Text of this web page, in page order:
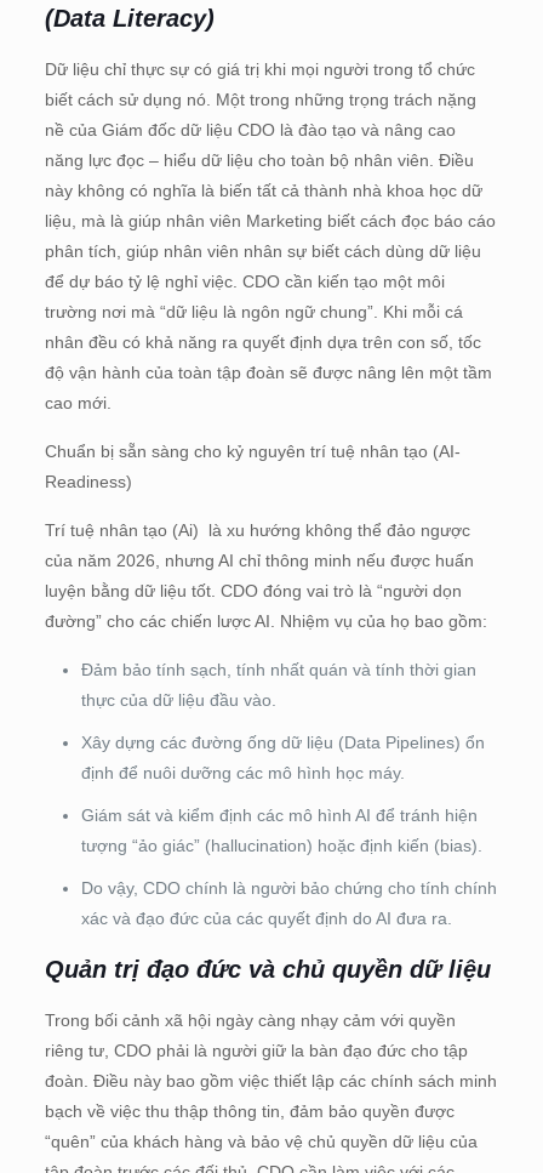
(Data Literacy)
Dữ liệu chỉ thực sự có giá trị khi mọi người trong tổ chức
biết cách sử dụng nó. Một trong những trọng trách nặng
nề của Giám đốc dữ liệu CDO là đào tạo và nâng cao
năng lực đọc – hiểu dữ liệu cho toàn bộ nhân viên. Điều
này không có nghĩa là biến tất cả thành nhà khoa học dữ
liệu, mà là giúp nhân viên Marketing biết cách đọc báo cáo
phân tích, giúp nhân viên nhân sự biết cách dùng dữ liệu
để dự báo tỷ lệ nghỉ việc. CDO cần kiến tạo một môi
trường nơi mà “dữ liệu là ngôn ngữ chung”. Khi mỗi cá
nhân đều có khả năng ra quyết định dựa trên con số, tốc
độ vận hành của toàn tập đoàn sẽ được nâng lên một tầm
cao mới.
Chuẩn bị sẵn sàng cho kỷ nguyên trí tuệ nhân tạo (AI-
Readiness)
Trí tuệ nhân tạo (Ai) là xu hướng không thể đảo ngược
của năm 2026, nhưng AI chỉ thông minh nếu được huấn
luyện bằng dữ liệu tốt. CDO đóng vai trò là “người dọn
đường” cho các chiến lược AI. Nhiệm vụ của họ bao gồm:
Đảm bảo tính sạch, tính nhất quán và tính thời gian
thực của dữ liệu đầu vào.
Xây dựng các đường ống dữ liệu (Data Pipelines) ổn
định để nuôi dưỡng các mô hình học máy.
Giám sát và kiểm định các mô hình AI để tránh hiện
tượng “ảo giác” (hallucination) hoặc định kiến (bias).
Do vậy, CDO chính là người bảo chứng cho tính chính
xác và đạo đức của các quyết định do AI đưa ra.
Quản trị đạo đức và chủ quyền dữ liệu
Trong bối cảnh xã hội ngày càng nhạy cảm với quyền
riêng tư, CDO phải là người giữ la bàn đạo đức cho tập
đoàn. Điều này bao gồm việc thiết lập các chính sách minh
bạch về việc thu thập thông tin, đảm bảo quyền được
“quên” của khách hàng và bảo vệ chủ quyền dữ liệu của